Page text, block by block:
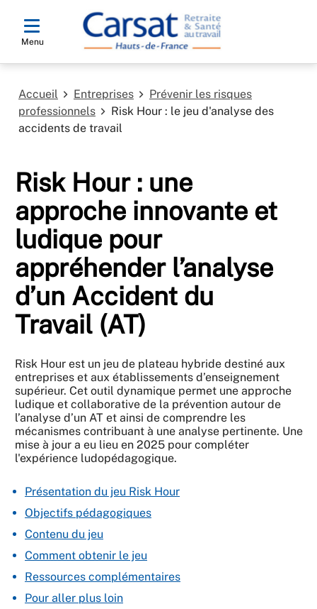
Menu
Accueil Entreprises
Prévenir les risques
professionnels
Risk Hour : le jeu d'analyse des
accidents de travail
Risk Hour : une
approche innovante et
ludique pour
appréhender l’analyse
d’un Accident du
Travail (AT)
Risk Hour est un jeu de plateau hybride destiné aux
entreprises et aux établissements d’enseignement
supérieur. Cet outil dynamique permet une approche
ludique et collaborative de la prévention autour de
l’analyse d’un AT et ainsi de comprendre les
mécanismes contribuant à une analyse pertinente. Une
mise à jour a eu lieu en 2025 pour compléter
l'expérience ludopédagogique.
Présentation du jeu Risk Hour
Objectifs pédagogiques
Contenu du jeu
Comment obtenir le jeu
Ressources complémentaires
Pour aller plus loin